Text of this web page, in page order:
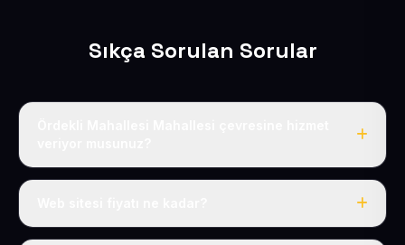
Sıkça Sorulan Sorular
Evet, Ördekli Mahallesi dahil tüm Sarız ve Sarız
Tek fiyat: yılda 50 USD + KDV, her şey dahil.